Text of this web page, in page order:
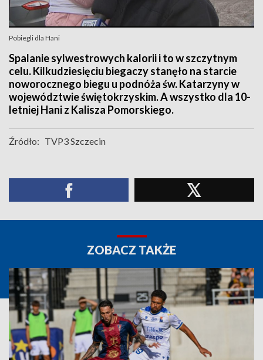
Pobiegli dla Hani
Spalanie sylwestrowych kalorii i to w szczytnym
celu. Kilkudziesięciu biegaczy stanęło na starcie
noworocznego biegu u podnóża św. Katarzyny w
województwie świętokrzyskim. A wszystko dla 10-
letniej Hani z Kalisza Pomorskiego.
Źródło: TVP3 Szczecin
ZOBACZ TAKŻE